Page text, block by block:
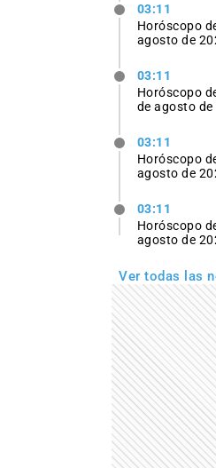
03:11
Horóscopo
agosto de
03:11
Horóscopo
de agosto de
03:11
Horóscopo
agosto de
03:11
Horóscopo
agosto de
Ver todas las